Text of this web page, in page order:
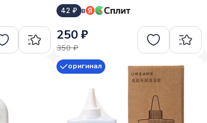
42 ₽ в
250 ₽
350 ₽
оригинал